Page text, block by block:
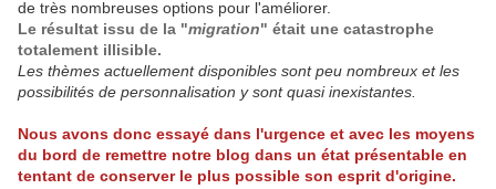
de très nombreuses options pour l'améliorer.
Le résultat issu de la "migration" était une catastrophe
totalement illisible.
Les thèmes actuellement disponibles sont peu nombreux et les
possibilités de personnalisation y sont quasi inexistantes.
Nous avons donc essayé dans l'urgence et avec les moyens
du bord de remettre notre blog dans un état présentable en
tentant de conserver le plus possible son esprit d'origine.